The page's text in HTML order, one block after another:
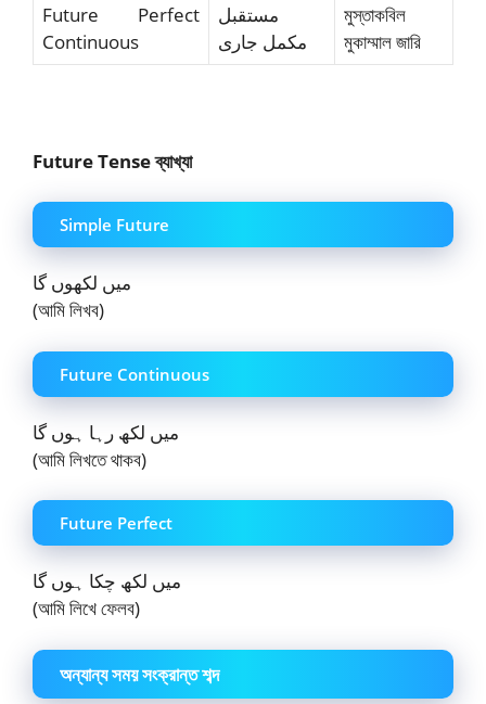
Future Perfect
Continuous
مستقبل
مکمل جاری
মুস্তাকবিল
মুকাম্মাল জারি
Future Tense ব্যাখ্যা
Simple Future
میں لکھوں گا
(আমি লিখব)
Future Continuous
میں لکھ رہا ہوں گا
(আমি লিখতে থাকব)
Future Perfect
میں لکھ چکا ہوں گا
(আমি লিখে ফেলব)
অন্যান্য সময় সংক্রান্ত শব্দ